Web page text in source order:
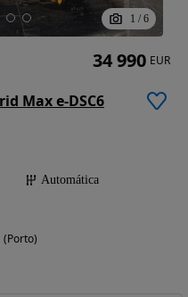
1 / 6
Max e-DSC6
Automática
(Porto)
34 990 EUR